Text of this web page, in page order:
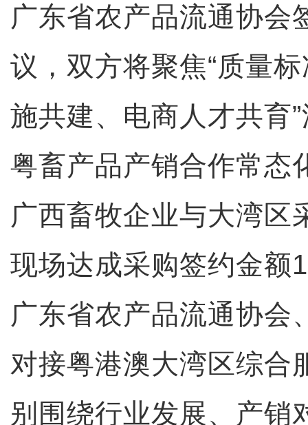
广东省农产品流通协会
议，双方将聚焦“质量
施共建、电商人才共育
粤畜产品产销合作常态
广西畜牧企业与大湾区
现场达成采购签约金额
广东省农产品流通协会
对接粤港澳大湾区综合
别围绕行业发展、产销